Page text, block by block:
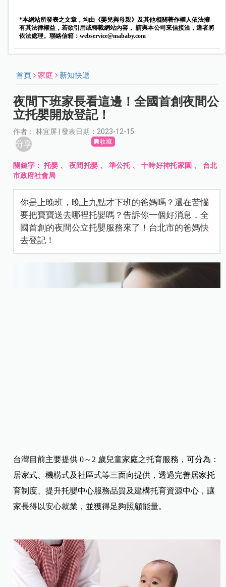
*本網站所發表之文章，均由《嬰兒與母親》及其他相關著作權人依法擁
有其法律權益，若欲引用或轉載網站內容， 請與本公司來信接洽，違者將
依法處理。聯絡信箱： webservice@mababy.com
首頁 家庭 新知快遞
夜間下班家長看這邊！全國首創夜間公
立托嬰開放登記！
作者： 林宜屏 | 發表日期：2023-12-15
分享 收藏
關鍵字：托嬰 、 夜間托嬰 、 準公托、 十時好神托家園 、 台北
市政府社會局
你是上晚班，晚上九點才下班的爸媽嗎？還在苦惱
要把寶寶送去哪裡托嬰嗎？告訴你一個好消息，全
國首創的夜間公立托嬰服務來了！台北市的爸媽快
去登記！
台灣目前主要提供 0～2 歲兒童家庭之托育服務，可分為：
居家式、機構式及社區式等三面向提供，透過完善居家托
育制度、提升托嬰中心服務品質及建構托育資源中心，讓
家長得以安心就業，並獲得足夠照顧能量。